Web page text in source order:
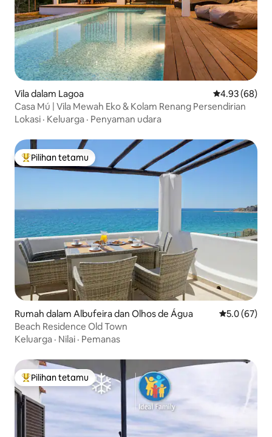
Vila dalam Lagoa Penarafan
4.93 (68)
Casa Mú | Vila Mewah Eko & Kolam Renang Persendirian
Lokasi · Keluarga · Penyaman udara
Pilihan utama tetamu
Pilihan tetamu
Rumah dalam Albufeira dan Olhos de Água Penarafan
5.0 (67)
Beach Residence Old Town
Keluarga · Nilai · Pemanas
Pilihan utama tetamu
Pilihan tetamu